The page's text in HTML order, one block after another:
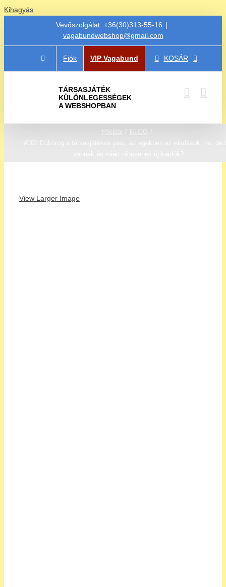
Kihagyás
Vevőszolgálat: +36(30)313-55-16 |
vagabundwebshop@gmail.com
Fiók VIP Vagabund KOSÁR
TÁRSASJÁTÉK
KÜLÖNLEGESSÉGEK
A WEBSHOPBAN
Főoldal
#002 Dübörög a társasjátékos piac, az egekben az eladások, no, de
View Larger Image